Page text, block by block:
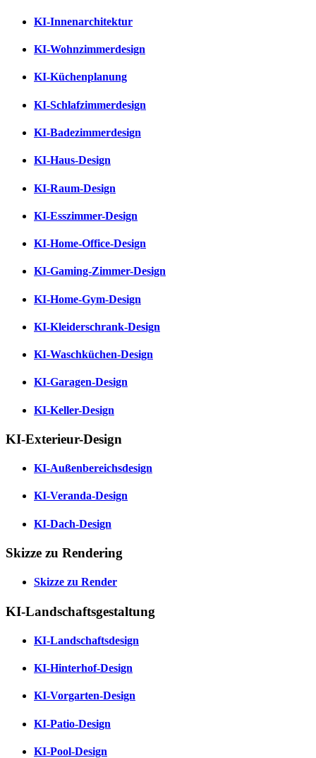
KI-Innenarchitektur
KI-Wohnzimmerdesign
KI-Küchenplanung
KI-Schlafzimmerdesign
KI-Badezimmerdesign
KI-Haus-Design
KI-Raum-Design
KI-Esszimmer-Design
KI-Home-Office-Design
KI-Gaming-Zimmer-Design
KI-Home-Gym-Design
KI-Kleiderschrank-Design
KI-Waschküchen-Design
KI-Garagen-Design
KI-Keller-Design
KI-Exterieur-Design
KI-Außenbereichsdesign
KI-Veranda-Design
KI-Dach-Design
Skizze zu Rendering
Skizze zu Render
KI-Landschaftsgestaltung
KI-Landschaftsdesign
KI-Hinterhof-Design
KI-Vorgarten-Design
KI-Patio-Design
KI-Pool-Design